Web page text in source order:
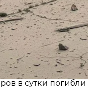
1 июля россияне 41
в том числе 14
в сутки